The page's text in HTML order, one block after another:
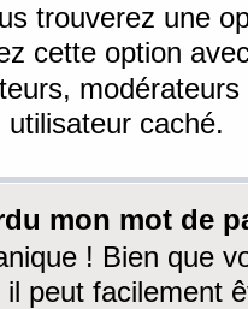
trouverez une
cette option
utilisateur caché.
mon mot de
! Bien que
il peut facilement